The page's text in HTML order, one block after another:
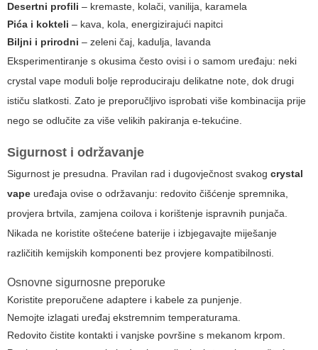
Desertni profili – kremaste, kolači, vanilija, karamela
Pića i kokteli – kava, kola, energizirajući napitci
Biljni i prirodni – zeleni čaj, kadulja, lavanda
Eksperimentiranje s okusima često ovisi i o samom uređaju: neki
crystal vape moduli bolje reproduciraju delikatne note, dok drugi
ističu slatkosti. Zato je preporučljivo isprobati više kombinacija prije
nego se odlučite za više velikih pakiranja e-tekućine.
Sigurnost i održavanje
Sigurnost je presudna. Pravilan rad i dugovječnost svakog crystal
vape uređaja ovise o održavanju: redovito čišćenje spremnika,
provjera brtvila, zamjena coilova i korištenje ispravnih punjača.
Nikada ne koristite oštećene baterije i izbjegavajte miješanje
različitih kemijskih komponenti bez provjere kompatibilnosti.
Osnovne sigurnosne preporuke
Koristite preporučene adaptere i kabele za punjenje.
Nemojte izlagati uređaj ekstremnim temperaturama.
Redovito čistite kontakti i vanjske površine s mekanom krpom.